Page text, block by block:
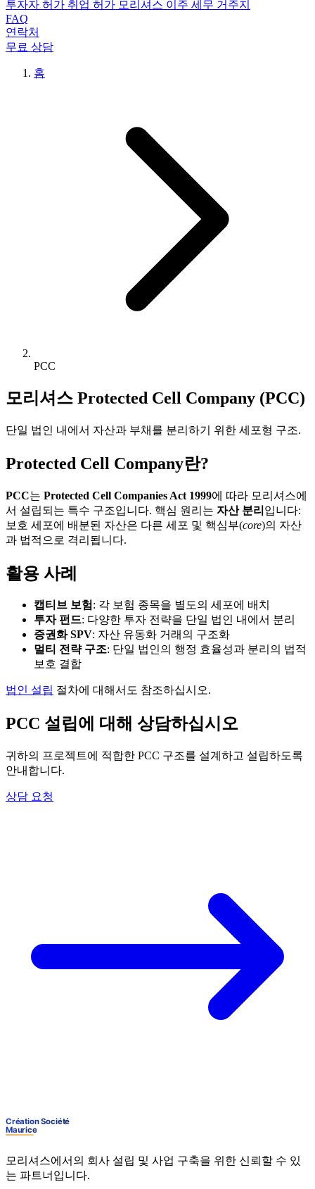
투자자 허가 취업 허가 모리셔스 이주 세무 거주지
FAQ
연락처
무료 상담
홈
PCC
모리셔스 Protected Cell Company (PCC)
단일 법인 내에서 자산과 부채를 분리하기 위한 세포형 구조.
Protected Cell Company란?
PCC는 Protected Cell Companies Act 1999에 따라 모리셔스에
서 설립되는 특수 구조입니다. 핵심 원리는 자산 분리 입니다:
보호 세포에 배분된 자산은 다른 세포 및 핵심부(core)의 자산
과 법적으로 격리됩니다.
활용 사례
캡티브 보험 : 각 보험 종목을 별도의 세포에 배치
투자 펀드: 다양한 투자 전략을 단일 법인 내에서 분리
증권화 SPV: 자산 유동화 거래의 구조화
멀티 전략 구조: 단일 법인의 행정 효율성과 분리의 법적
보호 결합
법인 설립 절차에 대해서도 참조하십시오.
PCC 설립에 대해 상담하십시오
귀하의 프로젝트에 적합한 PCC 구조를 설계하고 설립하도록
안내합니다.
상담 요청
모리셔스에서의 회사 설립 및 사업 구축을 위한 신뢰할 수 있
는 파트너입니다.